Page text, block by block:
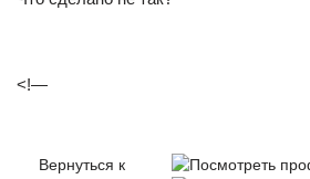
<!—
Вернуться к